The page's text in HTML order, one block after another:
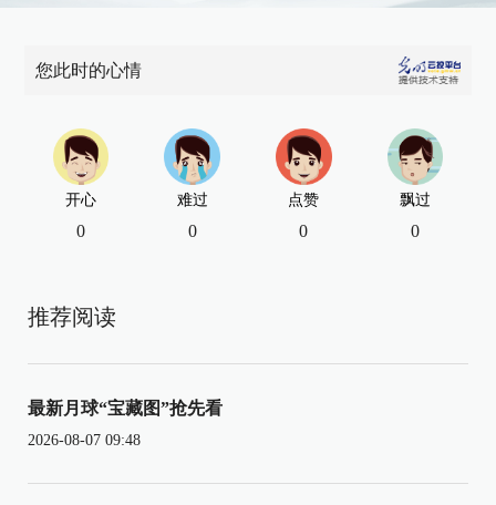
您此时的心情
开心
0
难过
0
点赞
0
飘过
0
推荐阅读
最新月球“宝藏图”抢先看
2026-08-07 09:48